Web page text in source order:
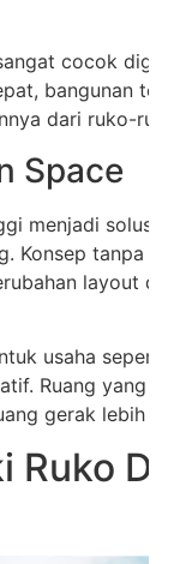
cocok
bangunan
dari ruko-
Space
menjadi solusi
Konsep tanpa
layout
usaha
Ruang yang
gerak lebih
Ruko